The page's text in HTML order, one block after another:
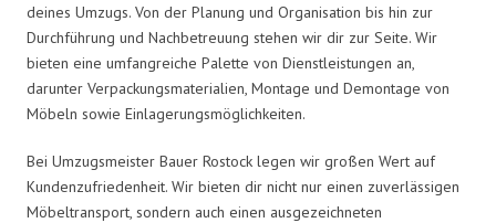
deines Umzugs. Von der Planung und Organisation bis hin zur
Durchführung und Nachbetreuung stehen wir dir zur Seite. Wir
bieten eine umfangreiche Palette von Dienstleistungen an,
darunter Verpackungsmaterialien, Montage und Demontage von
Möbeln sowie Einlagerungsmöglichkeiten.
Bei Umzugsmeister Bauer Rostock legen wir großen Wert auf
Kundenzufriedenheit. Wir bieten dir nicht nur einen zuverlässigen
Möbeltransport, sondern auch einen ausgezeichneten